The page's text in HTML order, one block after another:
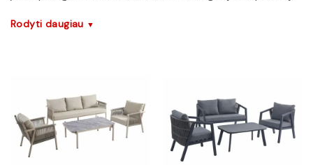
Rodyti daugiau ▼